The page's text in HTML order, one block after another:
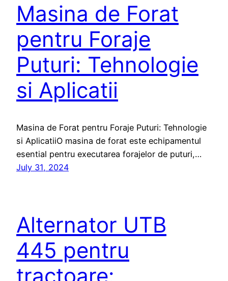
Masina de Forat
pentru Foraje
Puturi: Tehnologie
si Aplicatii
Masina de Forat pentru Foraje Puturi: Tehnologie
si AplicatiiO masina de forat este echipamentul
esential pentru executarea forajelor de puturi,…
July 31, 2024
Alternator UTB
445 pentru
tractoare: